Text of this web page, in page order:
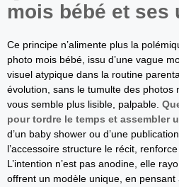
mois bébé et ses
Ce principe n’alimente plus la
photo mois bébé, issu d’une vague
visuel atypique dans la routine
évolution, sans le tumulte des photos
vous semble plus lisible, palpable.
pour tordre le temps et assembler
d’un baby shower ou d’une
l’accessoire structure le récit,
L’intention n’est pas anodine, elle
offrent un modèle unique, en pensant